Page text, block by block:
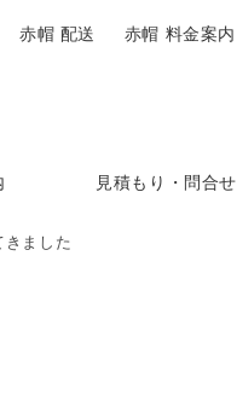
見積もり・問合せ
赤帽 配送 赤帽 料金案内
ました